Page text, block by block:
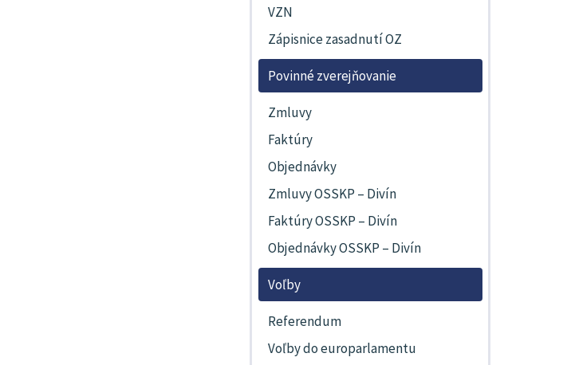
VZN
Zápisnice zasadnutí OZ
Povinné zverejňovanie
Zmluvy
Faktúry
Objednávky
Zmluvy OSSKP – Divín
Faktúry OSSKP – Divín
Objednávky OSSKP – Divín
Voľby
Referendum
Voľby do europarlamentu